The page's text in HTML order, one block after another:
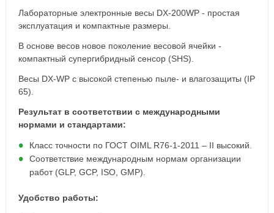
Лабораторные электронные весы DX-200WP - простая
эксплуатация и компактные размеры.
В основе весов новое поколение весовой ячейки -
компактный супергибридный сенсор (SHS).
Весы DX-WP с высокой степенью пыле- и влагозащиты (IP
65).
Результат в соответствии с международными
нормами и стандартами:
Класс точности по ГОСТ OIML R76-1-2011 – II высокий.
Соответствие международным нормам организации
работ (GLP, GCP, ISO, GMP).
Удобство работы: